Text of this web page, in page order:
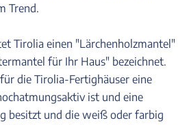
Trend.
Tirolia einen "Lärchenholzmantel"
für Ihr Haus" bezeichnet.
die Tirolia-Fertighäuser eine
ist und eine
besitzt und die weiß oder farbig